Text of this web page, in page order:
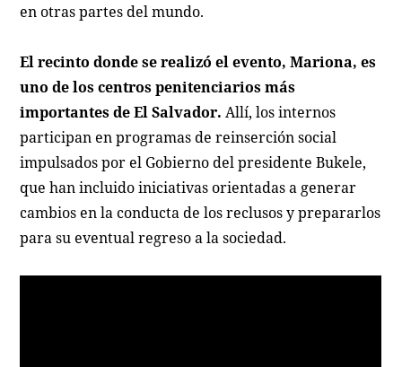
en otras partes del mundo.
El recinto donde se realizó el evento, Mariona, es
uno de los centros penitenciarios más
importantes de El Salvador. Allí, los internos
participan en programas de reinserción social
impulsados por el Gobierno del presidente Bukele,
que han incluido iniciativas orientadas a generar
cambios en la conducta de los reclusos y prepararlos
para su eventual regreso a la sociedad.